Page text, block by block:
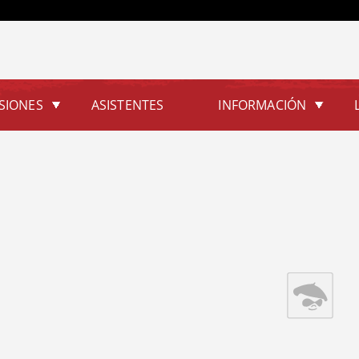
ASISTENTES INFORMACIÓN